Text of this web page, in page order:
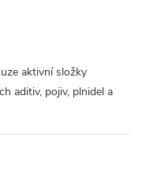
aktivní složky
aditiv, pojiv, plnidel a